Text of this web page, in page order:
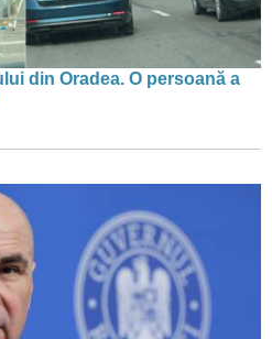
din Oradea. O persoană a